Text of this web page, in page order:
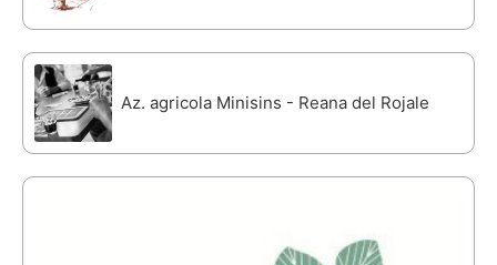
Az. agricola Minisins - Reana del Rojale